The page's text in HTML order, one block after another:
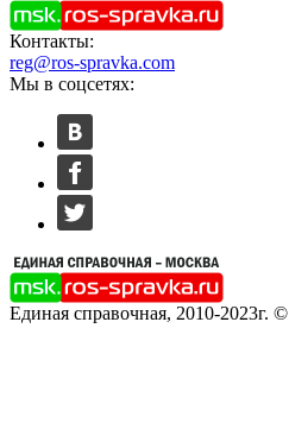
Контакты:
reg@ros-spravka.com
Мы в соцсетях:
Единая справочная, 2010-2023г. ©